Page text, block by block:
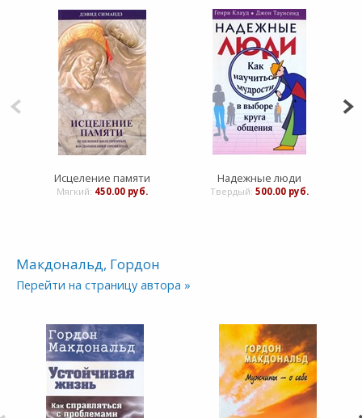
Исцеление памяти
Мягкий: 450.00 руб.
Надежные люди
Твердый:500.00 руб.
Макдональд, Гордон
Перейти на страницу автора »